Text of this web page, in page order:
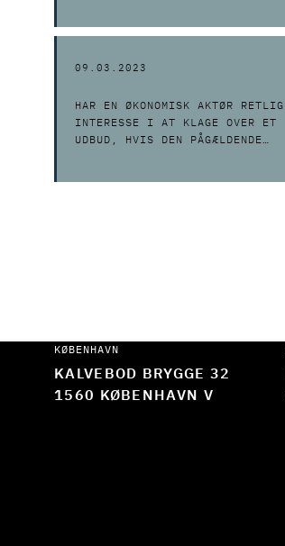
09.03.2023
HAR EN ØKONOMISK AKTØR RETLIG
INTERESSE I AT KLAGE OVER ET
UDBUD, HVIS DEN PÅGÆLDENDE
KØBENHAVN
KALVEBOD BRYGGE 32
1560 KØBENHAVN V